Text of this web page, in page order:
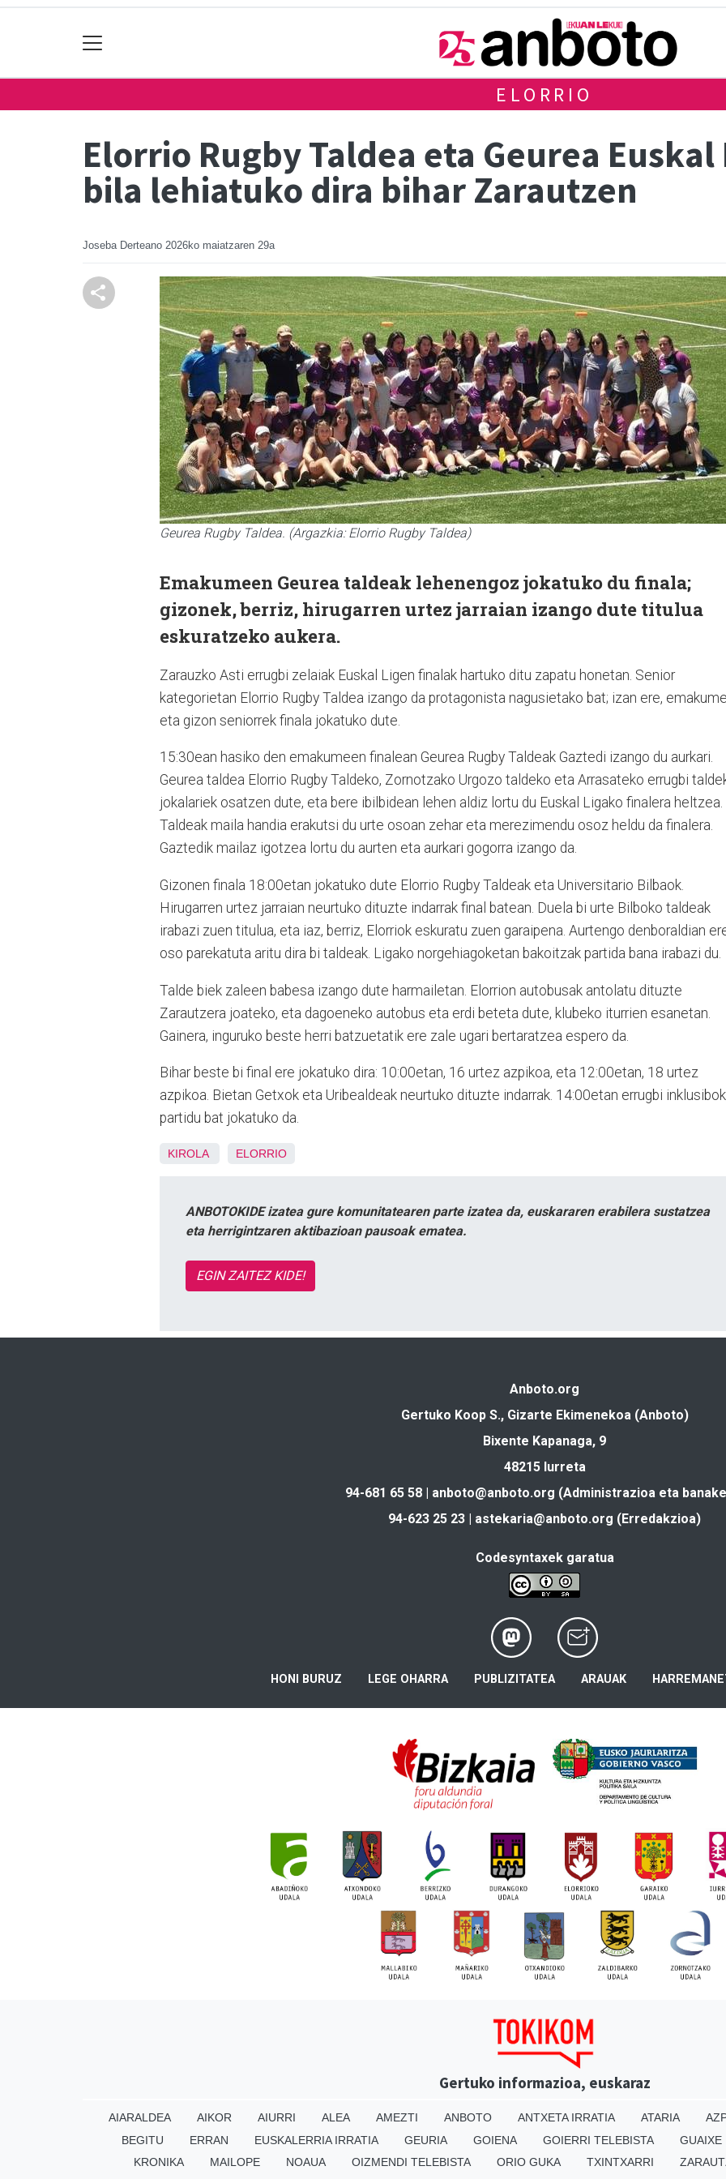
ELORRIO
Elorrio Rugby Taldea eta Geurea
bila lehiatuko dira bihar Zarautzen
Joseba Derteano 2026ko maiatzaren 29a
Geurea Rugby Taldea. (Argazkia: Elorrio Rugby Taldea)
Emakumeen Geurea taldeak lehenengoz jokatuko du finala;
gizonek, berriz, hirugarren urtez jarraian izango dute titulua
eskuratzeko aukera.
Zarauzko Asti errugbi zelaiak Euskal Ligen finalak hartuko ditu zapatu honetan. Senior
kategorietan Elorrio Rugby Taldea izango da protagonista nagusietako bat; izan ere,
eta gizon seniorrek finala jokatuko dute.
15:30ean hasiko den emakumeen finalean Geurea Rugby Taldeak Gaztedi izango du aurkari.
Geurea taldea Elorrio Rugby Taldeko, Zornotzako Urgozo taldeko eta Arrasateko errugbi
jokalariek osatzen dute, eta bere ibilbidean lehen aldiz lortu du Euskal Ligako finalera heltzea.
Taldeak maila handia erakutsi du urte osoan zehar eta merezimendu osoz heldu da finalera.
Gaztedik mailaz igotzea lortu du aurten eta aurkari gogorra izango da.
Gizonen finala 18:00etan jokatuko dute Elorrio Rugby Taldeak eta Universitario Bilbaok.
Hirugarren urtez jarraian neurtuko dituzte indarrak final batean. Duela bi urte Bilboko taldeak
irabazi zuen titulua, eta iaz, berriz, Elorriok eskuratu zuen garaipena. Aurtengo denboraldian
oso parekatuta aritu dira bi taldeak. Ligako norgehiagoketan bakoitzak partida bana irabazi du.
Talde biek zaleen babesa izango dute harmailetan. Elorrion autobusak antolatu dituzte
Zarautzera joateko, eta dagoeneko autobus eta erdi beteta dute, klubeko iturrien esanetan.
Gainera, inguruko beste herri batzuetatik ere zale ugari bertaratzea espero da.
Bihar beste bi final ere jokatuko dira: 10:00etan, 16 urtez azpikoa, eta 12:00etan, 18 urtez
azpikoa. Bietan Getxok eta Uribealdeak neurtuko dituzte indarrak. 14:00etan errugbi
partidu bat jokatuko da.
KIROLA ELORRIO
ANBOTOKIDE izatea gure komunitatearen parte izatea da, euskararen erabilera sustatzea
eta herrigintzaren aktibazioan pausoak ematea.
EGIN ZAITEZ KIDE!
Anboto.org
Gertuko Koop S., Gizarte Ekimenekoa (Anboto)
Bixente Kapanaga, 9
48215 Iurreta
94-681 65 58 | anboto@anboto.org (Administrazioa eta
94-623 25 23 | astekaria@anboto.org (Erredakzioa)
Codesyntaxek garatua
HONI BURUZ LEGE OHARRA PUBLIZITATEA ARAUAK
Gertuko informazioa, euskaraz
AIARALDEA AIKOR AIURRI ALEA AMEZTI ANBOTO ANTXETA IRRATIA ATARIA
BEGITU
ERRAN EUSKALERRIA IRRATIA GEURIA GOIENA GOIERRI TELEBISTA
GUAIXE
KRONIKA
MAILOPE NOAUA OIZMENDI TELEBISTA ORIO GUKA TXINTXARRI